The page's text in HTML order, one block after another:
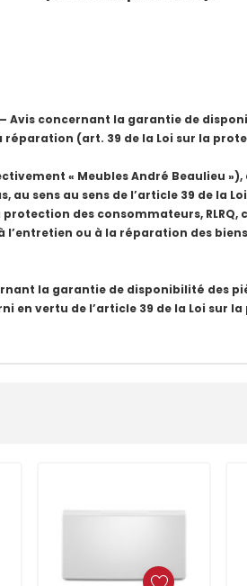
Avis concernant la garantie de
réparation (art. 39 de la Loi sur la
« Meubles André Beaulieu
sens au sens de l’article 39 de la
des consommateurs,
ou à la réparation des
la garantie de disponibilité des
en vertu de l’article 39 de la Loi sur